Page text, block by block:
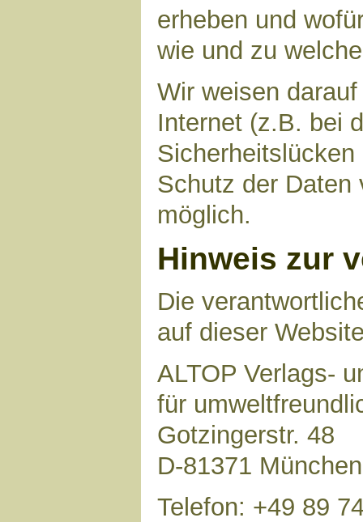
erheben und
wie und zu
Wir weisen
Internet (z.B. bei
Schutz der Daten
möglich.
Hinweis zur
Die
auf dieser
ALTOP Verlags-
für
Gotzingerstr. 48
D-81371 München
Telefon: +49 89